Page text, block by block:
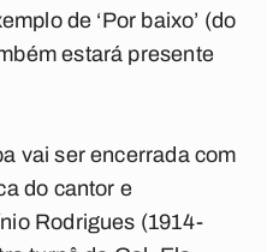
de ‘Por baixo’ (do
estará presente
vai ser encerrada com
do cantor e
Rodrigues (1914-